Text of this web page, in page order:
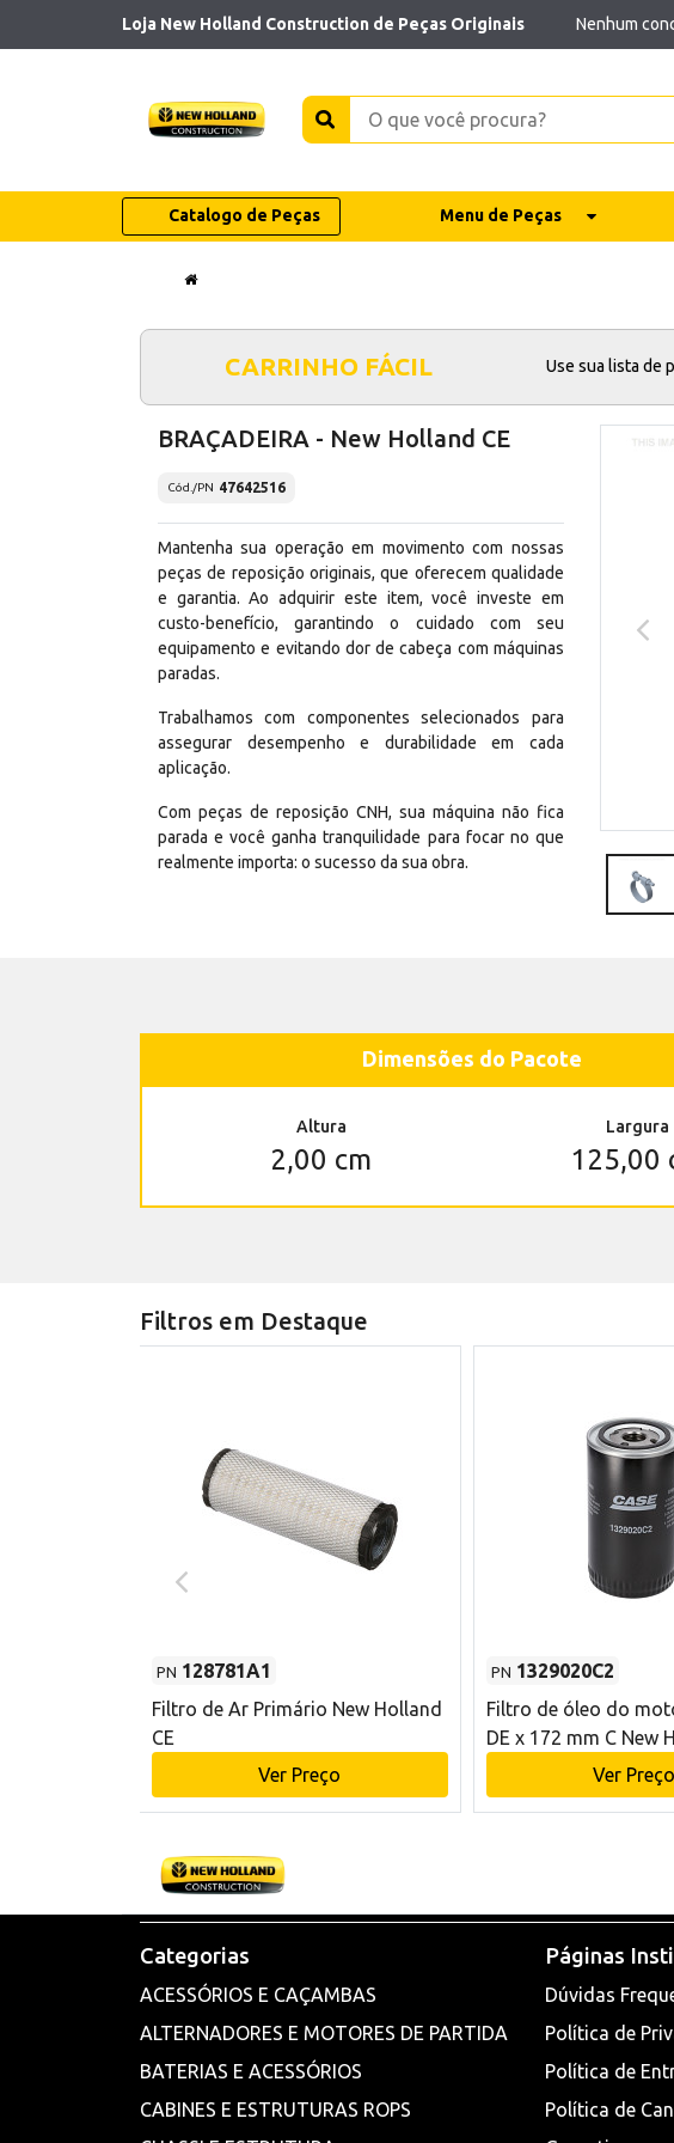
Loja New Holland Construction de Peças Originais Nenhum
Catalogo de Peças Menu de Peças
CARRINHO FÁCIL Use sua lista de
BRAÇADEIRA - New Holland CE
Cód./PN 47642516
Mantenha sua operação em movimento com nossas
peças de reposição originais, que oferecem qualidade
e garantia. Ao adquirir este item, você investe em
custo-benefício, garantindo o cuidado com seu
equipamento e evitando dor de cabeça com máquinas
paradas.
Trabalhamos com componentes selecionados para
assegurar desempenho e durabilidade em cada
aplicação.
Com peças de reposição CNH, sua máquina não fica
parada e você ganha tranquilidade para focar no que
realmente importa: o sucesso da sua obra.
Dimensões do Pacote
Altura
2,00 cm
Largura
125,00
Filtros em Destaque
PN 128781A1
Filtro de Ar Primário New Holland
CE
Ver Preço
PN 1329020C2
Filtro de óleo do
DE x 172 mm C New
Ver Preço
Categorias
ACESSÓRIOS E CAÇAMBAS
ALTERNADORES E MOTORES DE PARTIDA
BATERIAS E ACESSÓRIOS
CABINES E ESTRUTURAS ROPS
Páginas
Dúvidas
Política de
Política de
Política de